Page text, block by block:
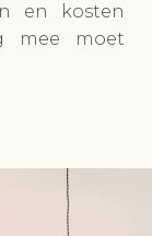
en kosten
mee moet